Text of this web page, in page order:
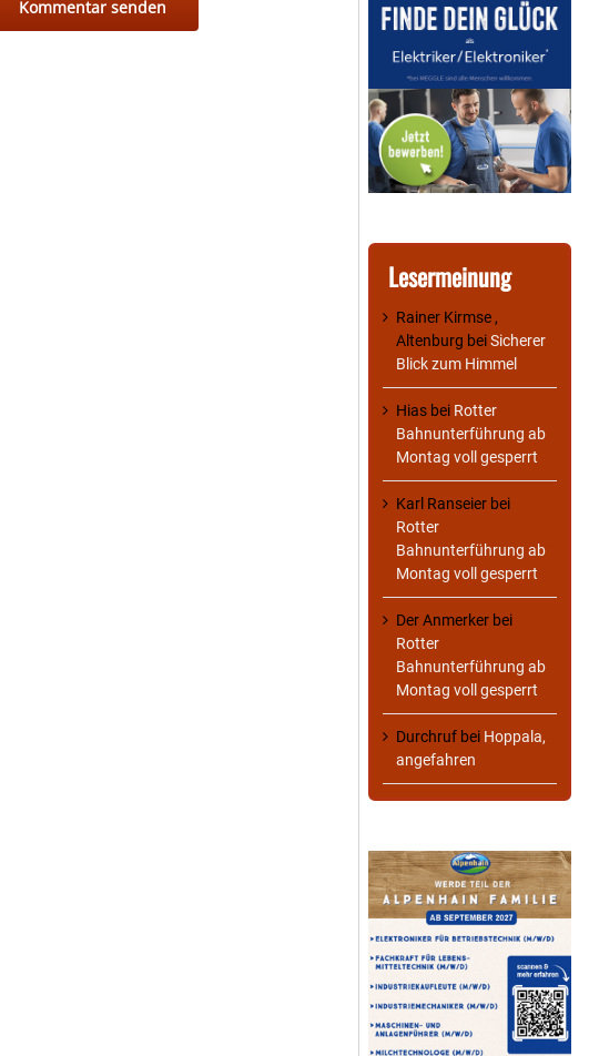
Lesermeinung
Rainer Kirmse ,
Altenburg beiSicherer
Blick zum Himmel
Hias bei Rotter
Bahnunterführung ab
Montag voll gesperrt
Karl Ranseier bei
Rotter
Bahnunterführung ab
Montag voll gesperrt
Der Anmerker bei
Rotter
Bahnunterführung ab
Montag voll gesperrt
Durchruf bei Hoppala,
angefahren